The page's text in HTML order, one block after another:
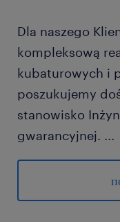
​Dla naszego
kompleksową
kubaturowych i
poszukujemy
stanowisko
gwarancyjnej. ...
Jeśli sprawnie
technicznej , a
czy wyceny to